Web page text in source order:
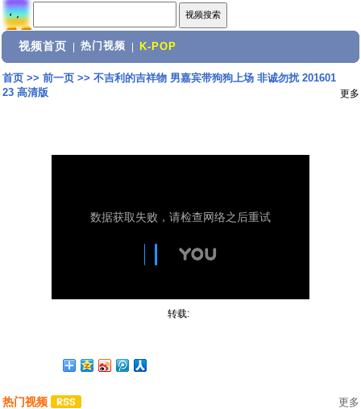
视频首页 热门视频 K-POP
首页>> 前一页>> 不吉利的吉祥物 男嘉宾带狗狗上场 非诚勿扰 201601
23 高清版
更多
转载:
热门视频 更多